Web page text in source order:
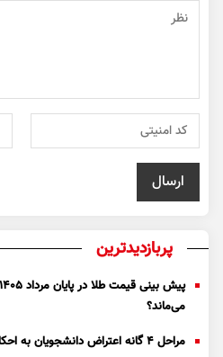
پربازدیدترین
می‌ماند؟
مراحل ۴ گانه اعتراض دانشجویان به احکام انضباطی